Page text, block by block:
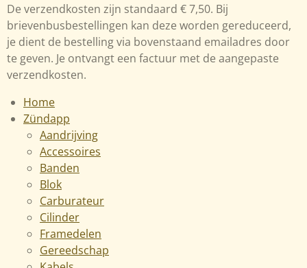
De verzendkosten zijn standaard € 7,50. Bij
brievenbusbestellingen kan deze worden gereduceerd,
je dient de bestelling via bovenstaand emailadres door
te geven. Je ontvangt een factuur met de aangepaste
verzendkosten.
Home
Zündapp
Aandrijving
Accessoires
Banden
Blok
Carburateur
Cilinder
Framedelen
Gereedschap